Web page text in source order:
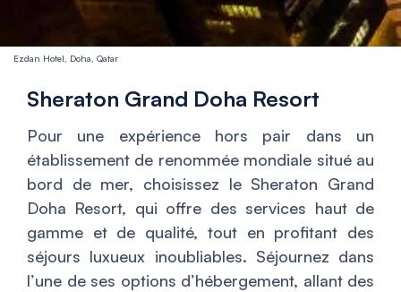
Ezdan Hotel, Doha, Qatar
Sheraton Grand Doha Resort
Pour une expérience hors pair dans un
établissement de renommée mondiale situé au
bord de mer, choisissez le Sheraton Grand
Doha Resort, qui offre des services haut de
gamme et de qualité, tout en profitant des
séjours luxueux inoubliables. Séjournez dans
l’une de ses options d’hébergement, allant des